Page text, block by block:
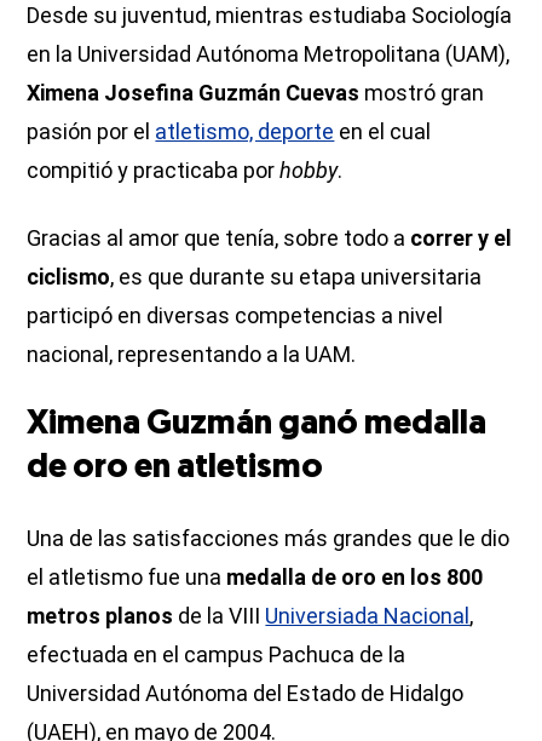
Desde su juventud, mientras estudiaba Sociología
en la Universidad Autónoma Metropolitana (UAM),
Ximena Josefina Guzmán Cuevas mostró gran
pasión por el atletismo, deporte en el cual
compitió y practicaba porhobby.
Gracias al amor que tenía, sobre todo a correr y el
ciclismo, es que durante su etapa universitaria
participó en diversas competencias a nivel
nacional, representando a la UAM.
Ximena Guzmán ganó medalla
de oro en atletismo
Una de las satisfacciones más grandes que le dio
el atletismo fue una medalla de oro en los 800
metros planos de la VIII Universiada Nacional ,
efectuada en el campus Pachuca de la
Universidad Autónoma del Estado de Hidalgo
(UAEH), en mayo de 2004.